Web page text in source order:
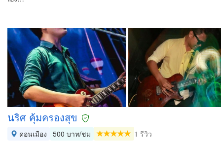
นริศ คุ้มครองสุข
ดอนเมือง 500 บาท/ชม
1 รีวิว